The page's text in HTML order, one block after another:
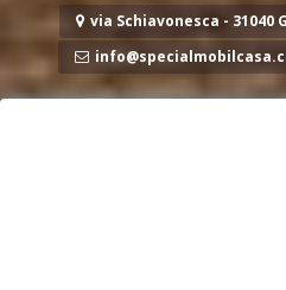
via Schiavonesca - 31040